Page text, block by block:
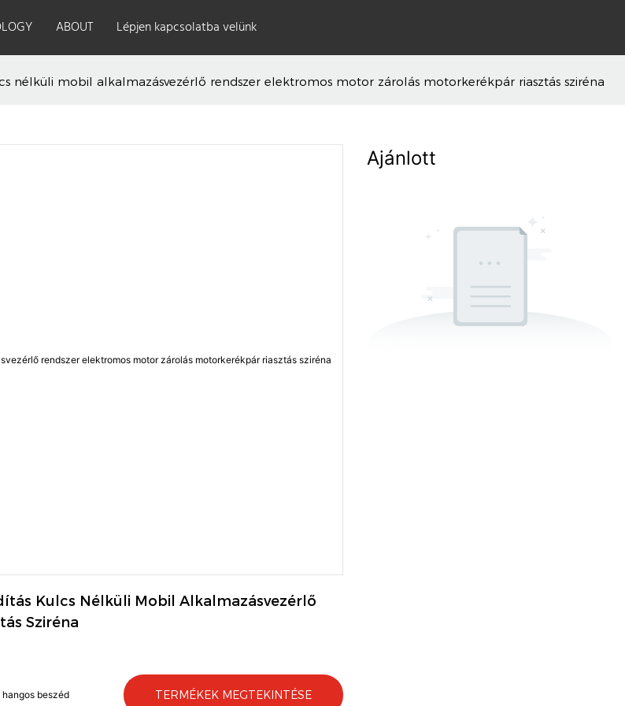
ABOUT Lépjen kapcsolatba velünk
nélküli mobil alkalmazásvezérlő rendszer elektromos motor zárolás motorkerékpár riasztás sziréna
Kulcs Nélküli Mobil Alkalmazásvezérlő
Sziréna
beszéd TERMÉKEK MEGTEKINTÉSE
Ajánlott